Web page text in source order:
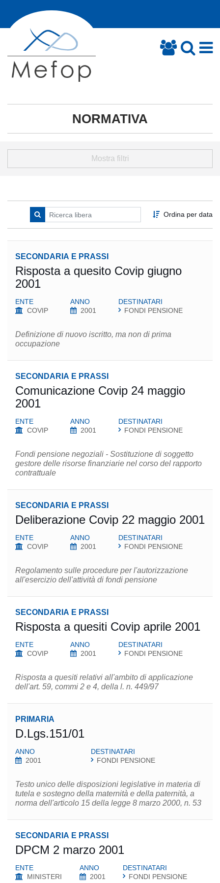
NORMATIVA
Mostra filtri
Ordina per data
SECONDARIA E PRASSI
Risposta a quesito Covip giugno
2001
ENTE
COVIP
ANNO
2001
DESTINATARI
FONDI PENSIONE
Definizione di nuovo iscritto, ma non di prima
occupazione
SECONDARIA E PRASSI
Comunicazione Covip 24 maggio
2001
ENTE
COVIP
ANNO
2001
DESTINATARI
FONDI PENSIONE
Fondi pensione negoziali - Sostituzione di soggetto
gestore delle risorse finanziarie nel corso del rapporto
contrattuale
SECONDARIA E PRASSI
Deliberazione Covip 22 maggio 2001
ENTE
COVIP
ANNO
2001
DESTINATARI
FONDI PENSIONE
Regolamento sulle procedure per l'autorizzazione
all'esercizio dell'attività di fondi pensione
SECONDARIA E PRASSI
Risposta a quesiti Covip aprile 2001
ENTE
COVIP
ANNO
2001
DESTINATARI
FONDI PENSIONE
Risposta a quesiti relativi all'ambito di applicazione
dell'art. 59, commi 2 e 4, della l. n. 449/97
PRIMARIA
D.Lgs.151/01
ANNO
2001
DESTINATARI
FONDI PENSIONE
Testo unico delle disposizioni legislative in materia di
tutela e sostegno della maternità e della paternità, a
norma dell'articolo 15 della legge 8 marzo 2000, n. 53
SECONDARIA E PRASSI
DPCM 2 marzo 2001
ENTE
MINISTERI
ANNO
2001
DESTINATARI
FONDI PENSIONE